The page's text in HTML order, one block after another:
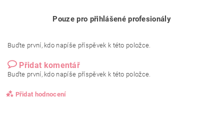
Pouze pro přihlášené profesionály
Buďte první, kdo napíše příspěvek k této položce.
Přidat komentář
Buďte první, kdo napíše příspěvek k této položce.
Přidat hodnocení